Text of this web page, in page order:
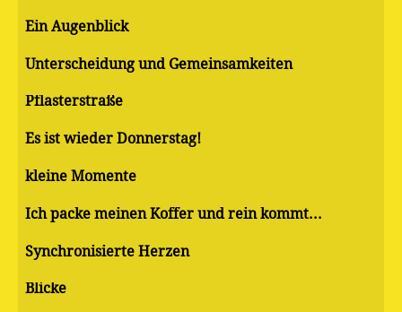
Ein Augenblick
Unterscheidung und Gemeinsamkeiten
Pflasterstraße
Es ist wieder Donnerstag!
kleine Momente
Ich packe meinen Koffer und rein kommt...
Synchronisierte Herzen
Blicke